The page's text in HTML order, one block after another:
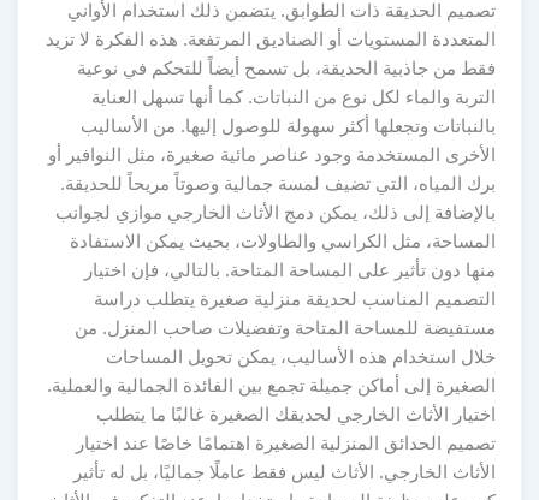
تصميم الحديقة ذات الطوابق. يتضمن ذلك استخدام الأواني
المتعددة المستويات أو الصناديق المرتفعة. هذه الفكرة لا تزيد
فقط من جاذبية الحديقة، بل تسمح أيضاً للتحكم في نوعية
التربة والماء لكل نوع من النباتات. كما أنها تسهل العناية
بالنباتات وتجعلها أكثر سهولة للوصول إليها. من الأساليب
الأخرى المستخدمة وجود عناصر مائية صغيرة، مثل النوافير أو
برك المياه، التي تضيف لمسة جمالية وصوتاً مريحاً للحديقة.
بالإضافة إلى ذلك، يمكن دمج الأثاث الخارجي موازي لجوانب
المساحة، مثل الكراسي والطاولات، بحيث يمكن الاستفادة
منها دون تأثير على المساحة المتاحة. بالتالي، فإن اختيار
التصميم المناسب لحديقة منزلية صغيرة يتطلب دراسة
مستفيضة للمساحة المتاحة وتفضيلات صاحب المنزل. من
خلال استخدام هذه الأساليب، يمكن تحويل المساحات
الصغيرة إلى أماكن جميلة تجمع بين الفائدة الجمالية والعملية.
اختيار الأثاث الخارجي لحديقك الصغيرة غالبًا ما يتطلب
تصميم الحدائق المنزلية الصغيرة اهتمامًا خاصًا عند اختيار
الأثاث الخارجي. الأثاث ليس فقط عاملًا جماليًا، بل له تأثير